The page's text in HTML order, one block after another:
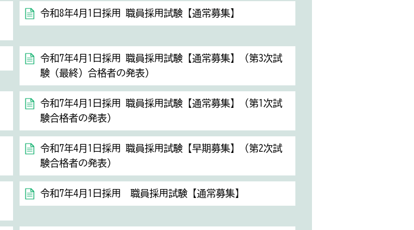
令和8年4月1日採用 職員採用試験【通常募集】
令和7年4月1日採用 職員採用試験【通常募集】（第3次試
験（最終）合格者の発表）
令和7年4月1日採用 職員採用試験【通常募集】（第1次試
験合格者の発表）
令和7年4月1日採用 職員採用試験【早期募集】（第2次試
験合格者の発表）
令和7年4月1日採用 職員採用試験【通常募集】